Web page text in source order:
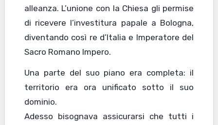
alleanza. L’unione con la Chiesa gli permise
di ricevere l’investitura papale a Bologna,
diventando così re d’Italia e Imperatore del
Sacro Romano Impero.
Una parte del suo piano era completa: il
territorio era ora unificato sotto il suo
dominio.
Adesso bisognava assicurarsi che tutti i